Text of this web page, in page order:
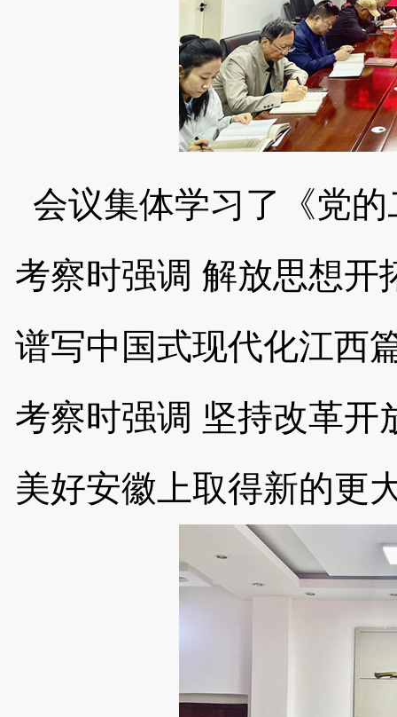
会议集体学习了《党
考察时强调 解放思想开
谱写中国式现代化江西
考察时强调 坚持改革开
美好安徽上取得新的更